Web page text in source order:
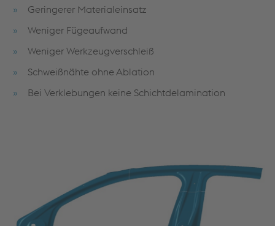
Geringerer Materialeinsatz
Weniger Fügeaufwand
Weniger Werkzeugverschleiß
Schweißnähte ohne Ablation
Bei Verklebungen keine Schichtdelamination